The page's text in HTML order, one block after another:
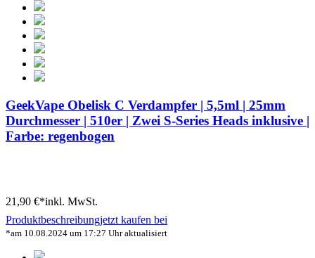
GeekVape Obelisk C Verdampfer | 5,5ml | 25mm
Durchmesser | 510er | Zwei S-Series Heads inklusive |
Farbe: regenbogen
21,90 €*inkl. MwSt.
Produktbeschreibungjetzt kaufen bei
*am 10.08.2024 um 17:27 Uhr aktualisiert